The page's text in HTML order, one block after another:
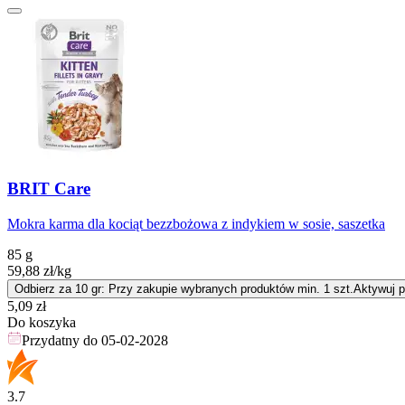
BRIT Care
Mokra karma dla kociąt bezzbożowa z indykiem w sosie, saszetka
85 g
59,88 zł/kg
Odbierz za 10 gr: Przy zakupie wybranych produktów min. 1 szt. Aktywuj
Cena
5,09 zł
Do koszyka
Przydatny do 05-02-2028
3.7